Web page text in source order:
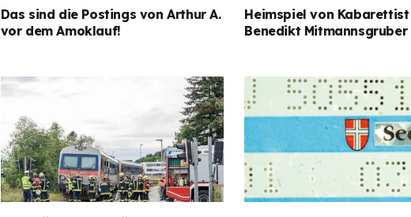
Das sind die Postings von Arthur A.
vor dem Amoklauf!
Heimspiel von Kabarettist
Benedikt Mitmannsgruber